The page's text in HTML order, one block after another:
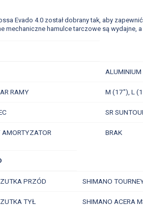
Evado 4.0 został dobrany tak, aby
mechaniczne hamulce tarczowe są wydajne,
ALUMINIUM
RAMY M (17"), L
SR
BRAK
PRZÓD SHIMANO
TYŁ SHIMANO ACERA